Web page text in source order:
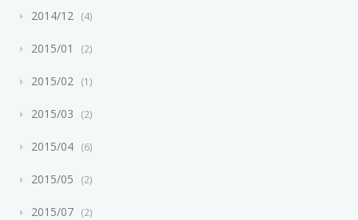
2014/12 4
2015/01 2
2015/02 1
2015/03 2
2015/04 6
2015/05 2
2015/07 2